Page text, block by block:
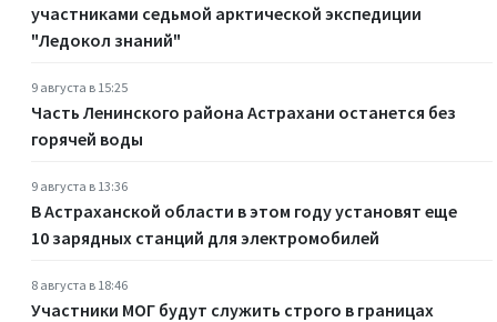
участниками седьмой арктической экспедиции
"Ледокол знаний"
9 августа в 15:25
Часть Ленинского района Астрахани останется без
горячей воды
9 августа в 13:36
В Астраханской области в этом году установят еще
10 зарядных станций для электромобилей
8 августа в 18:46
Участники МОГ будут служить строго в границах